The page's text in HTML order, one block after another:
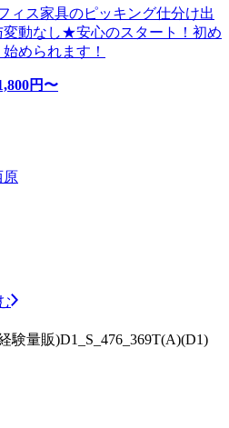
ィス家具のピッキング仕分け出
変動なし★安心のスタート！初め
められます！
円〜
原
験量販)D1_S_476_369T(A)(D1)